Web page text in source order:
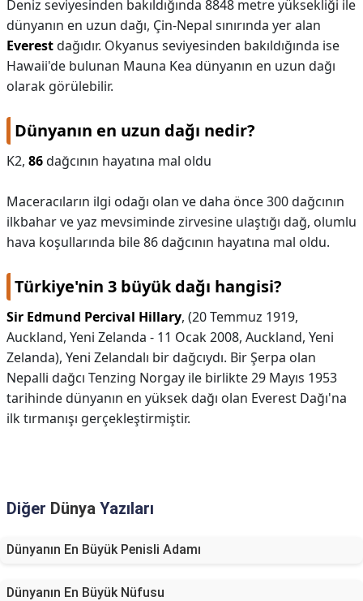
Deniz seviyesinden bakıldığında 8848 metre yüksekliği ile
dünyanın en uzun dağı, Çin-Nepal sınırında yer alan
Everestdağıdır. Okyanus seviyesinden bakıldığında ise
Hawaii'de bulunan Mauna Kea dünyanın en uzun dağı
olarak görülebilir.
Dünyanın en uzun dağı nedir?
K2, 86dağcının hayatına mal oldu
Maceracıların ilgi odağı olan ve daha önce 300 dağcının
ilkbahar ve yaz mevsiminde zirvesine ulaştığı dağ, olumlu
hava koşullarında bile 86 dağcının hayatına mal oldu.
Türkiye'nin 3 büyük dağı hangisi?
Sir Edmund Percival Hillary, (20 Temmuz 1919,
Auckland, Yeni Zelanda - 11 Ocak 2008, Auckland, Yeni
Zelanda), Yeni Zelandalı bir dağcıydı. Bir Şerpa olan
Nepalli dağcı Tenzing Norgay ile birlikte 29 Mayıs 1953
tarihinde dünyanın en yüksek dağı olan Everest Dağı'na
ilk tırmanışı gerçekleştirmiştir.
Diğer Dünya Yazıları
Dünyanın En Büyük Penisli Adamı
Dünyanın En Büyük Nüfusu